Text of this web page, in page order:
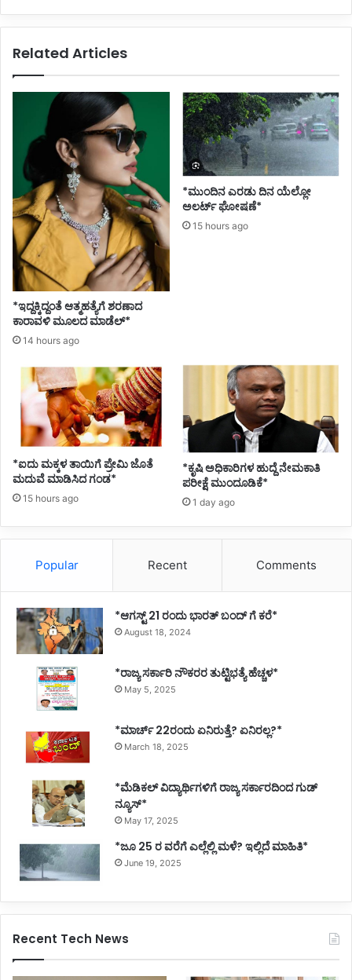
Related Articles
*ಇದ್ದಕ್ಕಿದ್ದಂತೆ ಆತ್ಮಹತ್ಯೆಗೆ ಶರಣಾದ
ಕಾರಾವಳಿ ಮೂಲದ ಮಾಡೆಲ್*
14 hours ago
*ಮುಂದಿನ ಎರಡು ದಿನ ಯೆಲ್ಲೋ
ಅಲರ್ಟ್ ಘೋಷಣೆ*
15 hours ago
*ಐದು ಮಕ್ಕಳ ತಾಯಿಗೆ ಪ್ರೇಮಿ ಜೊತೆ
ಮದುವೆ ಮಾಡಿಸಿದ ಗಂಡ*
15 hours ago
*ಕೃಷಿ ಅಧಿಕಾರಿಗಳ ಹುದ್ದೆ ನೇಮಕಾತಿ
ಪರೀಕ್ಷೆ ಮುಂದೂಡಿಕೆ*
1 day ago
Popular Recent Comments
*ಆಗಸ್ಟ್ 21 ರಂದು ಭಾರತ್‌ ಬಂದ್‌ ಗೆ ಕರೆ*
August 18, 2024
*ರಾಜ್ಯ ಸರ್ಕಾರಿ ನೌಕರರ ತುಟ್ಟಿಭತ್ಯೆ ಹೆಚ್ಚಳ*
May 5, 2025
*ಮಾರ್ಚ್ 22ರಂದು ಏನಿರುತ್ತೆ? ಏನಿರಲ್ಲ?*
March 18, 2025
*ಮೆಡಿಕಲ್ ವಿದ್ಯಾರ್ಥಿಗಳಿಗೆ ರಾಜ್ಯ ಸರ್ಕಾರದಿಂದ ಗುಡ್
ನ್ಯೂಸ್*
May 17, 2025
*ಜೂ 25 ರ ವರೆಗೆ ಎಲ್ಲೆಲ್ಲಿ ಮಳೆ? ಇಲ್ಲಿದೆ ಮಾಹಿತಿ*
June 19, 2025
Recent Tech News